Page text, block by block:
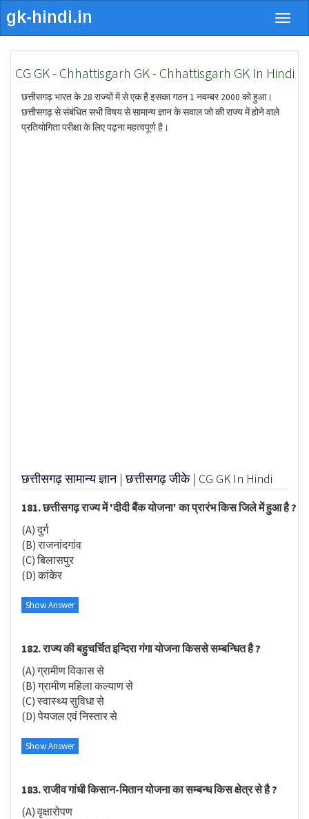
CG GK - Chhattisgarh GK - Chhattisgarh GK In Hindi
छत्तीसगढ़ भारत के 28 राज्यों में से एक है इसका गठन 1 नवम्बर 2000 को हुआ।
छत्तीसगढ़ से संबंधित सभी विषय से सामान्य ज्ञान के सवाल जो की राज्य में होने वाले
प्रतियोगिता परीक्षा के लिए पढ़ना महत्वपूर्ण है।
छत्तीसगढ़ सामान्य ज्ञान | छत्तीसगढ़ जीके | CG GK In Hindi
181. छत्तीसगढ़ राज्य में 'दीदी बैंक योजना' का प्रारंभ किस जिले में हुआ है ?
(A) दुर्ग
(B) राजनांदगांव
(C) बिलासपुर
(D) कांकेर
Show Answer
182. राज्य की बहुचर्चित इन्दिरा गंगा योजना किससे सम्बन्धित है ?
(A) ग्रामीण विकास से
(B) ग्रामीण महिला कल्याण से
(C) स्वास्थ्य सुविधा से
(D) पेयजल एवं निस्तार से
Show Answer
183. राजीव गांधी किसान-मितान योजना का सम्बन्ध किस क्षेत्र से है ?
(A) वृक्षारोपण